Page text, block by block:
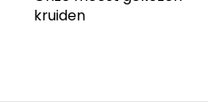
kruiden